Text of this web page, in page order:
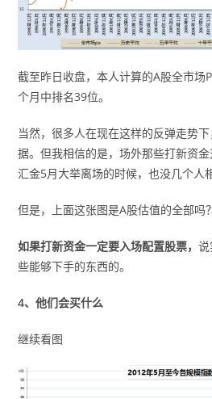
截至昨日收盘，本人计算的A股全市场
个月中排名39位。
当然，很多人在现在这样的反弹走势
据。但我相信的是，场外那些打新资
汇金5月大举离场的时候，也没几个人
但是，上面这张图是A股估值的全部吗
如果打新资金一定要入场配置股票，
些能够下手的东西的。
4、他们会买什么
继续看图